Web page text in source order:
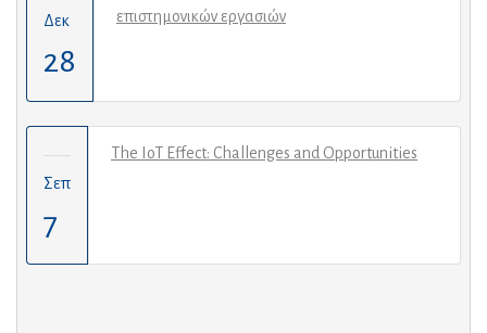
Δεκ
28
επιστημονικών εργασιών
Σεπ
7
The IoT Effect: Challenges and Opportunities